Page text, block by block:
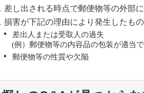
差し出される時点で郵便物等の外部
損害が下記の理由により発生したも
差出人または受取人の過失
(例）郵便物等の内容品の包装が適当
郵便物等の性質や欠陥